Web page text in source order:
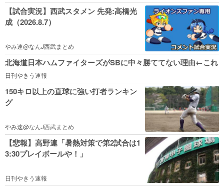
【試合実況】西武スタメン 先発:高橋光
成（2026.8.7）
やみ速@なんJ西武まとめ
北海道日本ハムファイターズがSBに中々勝ててない理由←これ
日刊やきう速報
150キロ以上の直球に強い打者ランキン
グ
やみ速@なんJ西武まとめ
【悲報】高野連「暑熱対策で第2試合は1
3:30プレイボールや！」
日刊やきう速報